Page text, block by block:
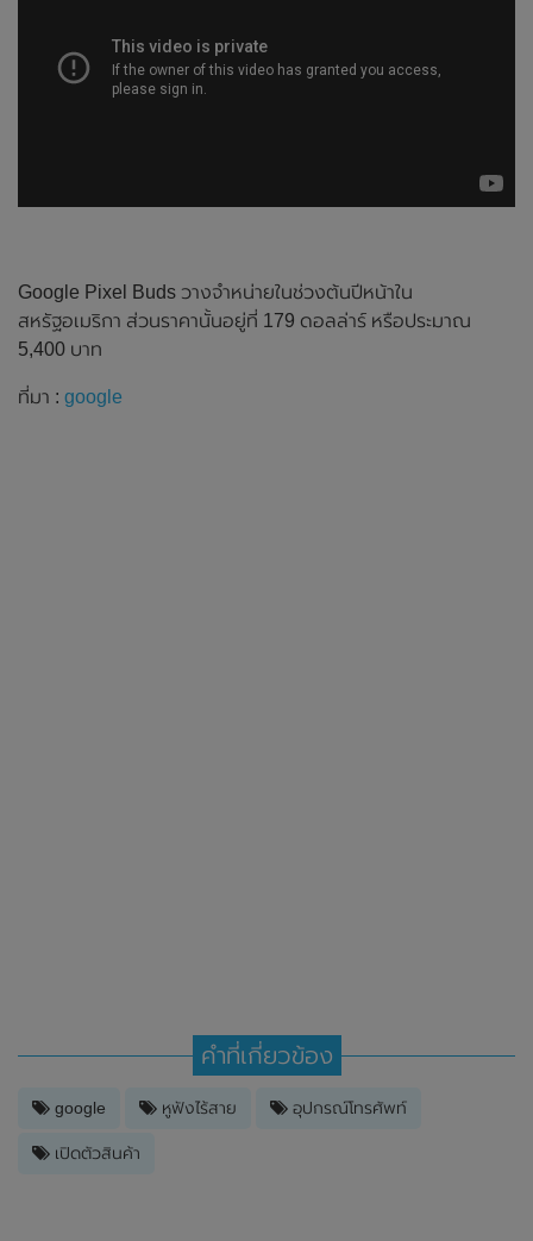
Google Pixel Buds วางจำหน่ายในช่วงต้นปีหน้าใน
สหรัฐอเมริกา ส่วนราคานั้นอยู่ที่ 179 ดอลล่าร์ หรือประมาณ
5,400 บาท
ที่มา : google
คำที่เกี่ยวข้อง
google หูฟังไร้สาย อุปกรณ์โทรศัพท์
เปิดตัวสินค้า